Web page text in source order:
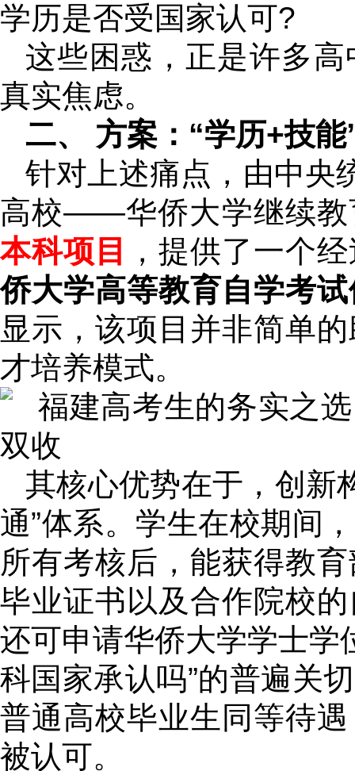
学历是否受国家认可?
这些困惑，正是许多
真实焦虑。
二、 方案：“学历+技
针对上述痛点，由中央
高校——华侨大学继续教
本科项目
，提供了一个
侨大学高等教育自学考
显示，该项目并非简单
才培养模式。
其核心优势在于，创新
通”体系。学生在校期间
所有考核后，能获得教
毕业证书以及合作院校
还可申请华侨大学学士学
科国家承认吗”的普遍关
普通高校毕业生同等待
被认可。